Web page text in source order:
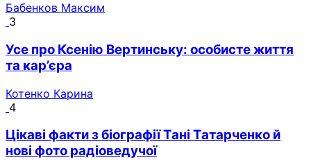
Бабенков Максим
3
Усе про Ксенію Вертинську: особисте життя
та кар’єра
Котенко Карина
4
Цікаві факти з біографії Тані Татарченко й
нові фото радіоведучої